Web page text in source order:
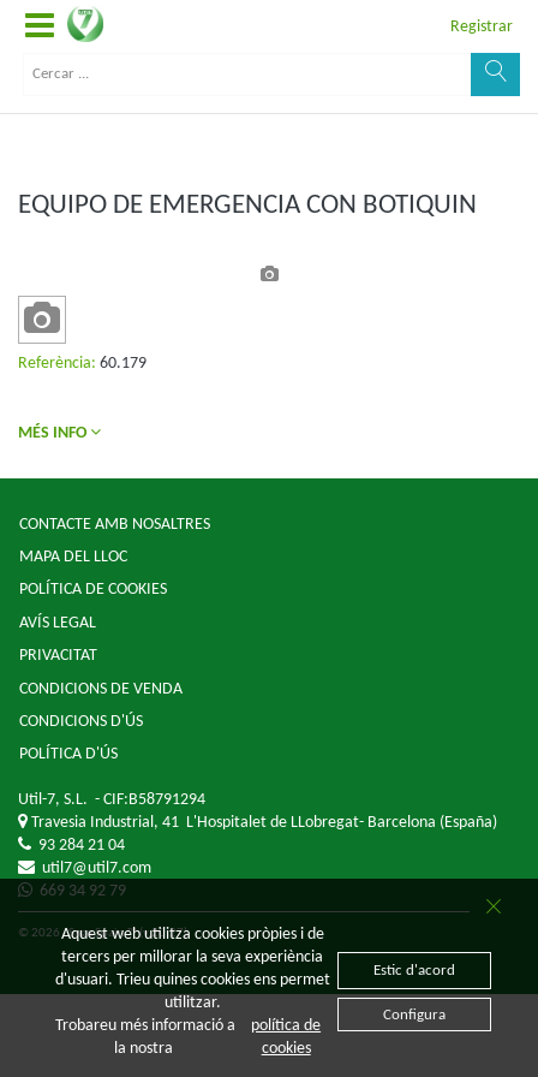
Registrar
EQUIPO DE EMERGENCIA CON BOTIQUIN
Referència: 60.179
MÉS INFO
CONTACTE AMB NOSALTRES
MAPA DEL LLOC
POLÍTICA DE COOKIES
AVÍS LEGAL
PRIVACITAT
CONDICIONS DE VENDA
CONDICIONS D'ÚS
POLÍTICA D'ÚS
Util-7, S.L. - CIF:B58791294
Travesia Industrial, 41 L'Hospitalet de LLobregat- Barcelona (España)
93 284 21 04
util7@util7.com
669 34 92 79
© 2026 - Sage Spain ™ (v.20.27)
Aquest web utilitza cookies pròpies i de
tercers per millorar la seva experiència
d'usuari. Trieu quines cookies ens permet
utilitzar.
Trobareu més informació a
la nostra
política de
cookies
Estic d'acord
Configura